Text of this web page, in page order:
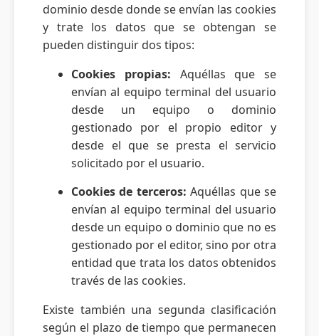
dominio desde donde se envían las cookies
y trate los datos que se obtengan se
pueden distinguir dos tipos:
Cookies propias: Aquéllas que se
envían al equipo terminal del usuario
desde un equipo o dominio
gestionado por el propio editor y
desde el que se presta el servicio
solicitado por el usuario.
Cookies de terceros: Aquéllas que se
envían al equipo terminal del usuario
desde un equipo o dominio que no es
gestionado por el editor, sino por otra
entidad que trata los datos obtenidos
través de las cookies.
Existe también una segunda clasificación
según el plazo de tiempo que permanecen